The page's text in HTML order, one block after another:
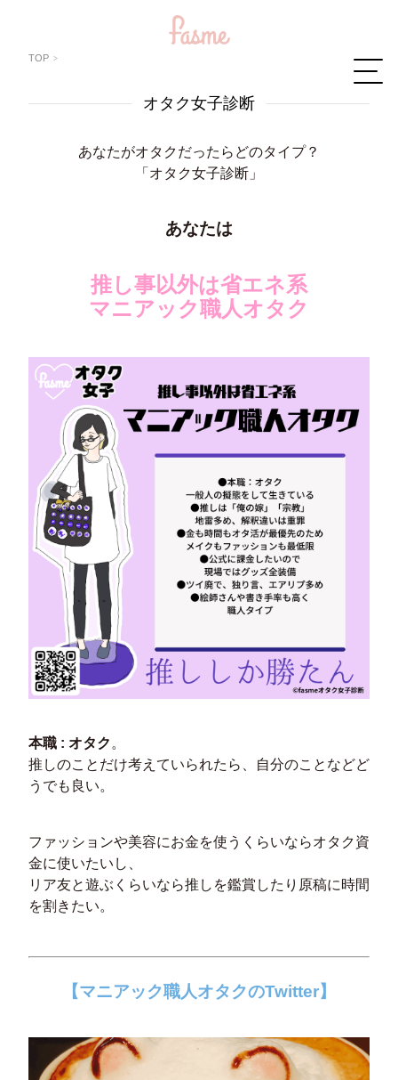
TOP
オタク女子診断
あなたがオタクだったらどのタイプ？
「オタク女子診断」
あなたは
推し事以外は省エネ系
マニアック職人オタク
本職 : オタク 。
推しのことだけ考えていられたら、自分のことなどど
うでも良い。
ファッションや美容にお金を使うくらいならオタク資
金に使いたいし、
リア友と遊ぶくらいなら推しを鑑賞したり原稿に時間
を割きたい。
【マニアック職人オタクのTwitter】